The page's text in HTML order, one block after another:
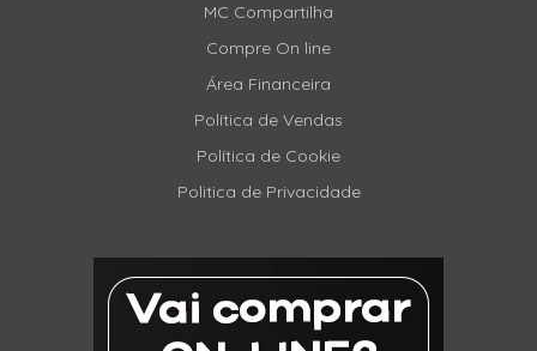
MC Compartilha
Compre On line
Área Financeira
Política de Vendas
Política de Cookie
Politica de Privacidade